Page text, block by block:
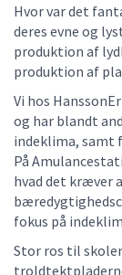
Hvor var det
deres evne og
produktion af
produktion af
Vi hos
og har blandt
indeklima, samt
På
hvad det kræver
fokus på
Stor ros til